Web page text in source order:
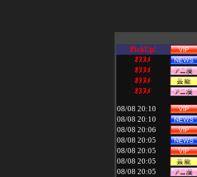
PickUp!
ｵﾇﾇﾒ
ｵﾇﾇﾒ
ｵﾇﾇﾒ
ｵﾇﾇﾒ
08/08 20:10
08/08 20:10
08/08 20:06
08/08 20:05
08/08 20:05
08/08 20:05
08/08 20:05